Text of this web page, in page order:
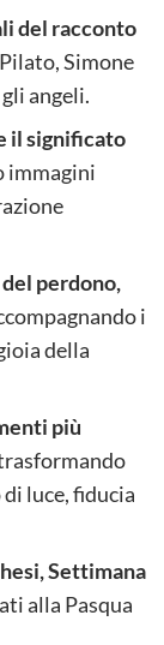
del racconto
Simone
angeli.
il significato
immagini
perdono,
i
della
più
luce, fiducia
Settimana
alla Pasqua